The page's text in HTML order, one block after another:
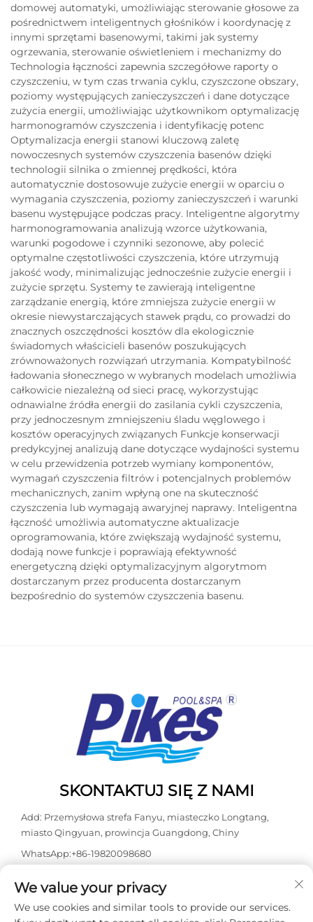
domowej automatyki, umożliwiając sterowanie głosowe za
pośrednictwem inteligentnych głośników i koordynację z
innymi sprzętami basenowymi, takimi jak systemy
ogrzewania, sterowanie oświetleniem i mechanizmy do
Technologia łączności zapewnia szczegółowe raporty o
czyszczeniu, w tym czas trwania cyklu, czyszczone obszary,
poziomy występujących zanieczyszczeń i dane dotyczące
zużycia energii, umożliwiając użytkownikom optymalizację
harmonogramów czyszczenia i identyfikację potenc
Optymalizacja energii stanowi kluczową zaletę
nowoczesnych systemów czyszczenia basenów dzięki
technologii silnika o zmiennej prędkości, która
automatycznie dostosowuje zużycie energii w oparciu o
wymagania czyszczenia, poziomy zanieczyszczeń i warunki
basenu występujące podczas pracy. Inteligentne algorytmy
harmonogramowania analizują wzorce użytkowania,
warunki pogodowe i czynniki sezonowe, aby polecić
optymalne częstotliwości czyszczenia, które utrzymują
jakość wody, minimalizując jednocześnie zużycie energii i
zużycie sprzętu. Systemy te zawierają inteligentne
zarządzanie energią, które zmniejsza zużycie energii w
okresie niewystarczających stawek prądu, co prowadzi do
znacznych oszczędności kosztów dla ekologicznie
świadomych właścicieli basenów poszukujących
zrównoważonych rozwiązań utrzymania. Kompatybilność
ładowania słonecznego w wybranych modelach umożliwia
całkowicie niezależną od sieci pracę, wykorzystując
odnawialne źródła energii do zasilania cykli czyszczenia,
przy jednoczesnym zmniejszeniu śladu węglowego i
kosztów operacyjnych związanych Funkcje konserwacji
predykcyjnej analizują dane dotyczące wydajności systemu
w celu przewidzenia potrzeb wymiany komponentów,
wymagań czyszczenia filtrów i potencjalnych problemów
mechanicznych, zanim wpłyną one na skuteczność
czyszczenia lub wymagają awaryjnej naprawy. Inteligentna
łączność umożliwia automatyczne aktualizacje
oprogramowania, które zwiększają wydajność systemu,
dodają nowe funkcje i poprawiają efektywność
energetyczną dzięki optymalizacyjnym algorytmom
dostarczanym przez producenta dostarczanym
bezpośrednio do systemów czyszczenia basenu.
SKONTAKTUJ SIĘ Z NAMI
Add: Przemysłowa strefa Fanyu, miasteczko Longtang,
miasto Qingyuan, prowincja Guangdong, Chiny
WhatsApp:+86-19820098680
E-mail:[email protected]
We value your privacy
We use cookies and similar tools to provide our services.